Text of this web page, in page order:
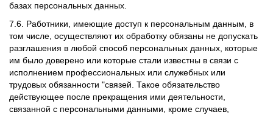
базах персональных данных.
7.6. Работники, имеющие доступ к персональным данным, в
том числе, осуществляют их обработку обязаны не допускать
разглашения в любой способ персональных данных, которые
им было доверено или которые стали известны в связи с
исполнением профессиональных или служебных или
трудовых обязанности "связей. Такое обязательство
действующее после прекращения ими деятельности,
связанной с персональными данными, кроме случаев,